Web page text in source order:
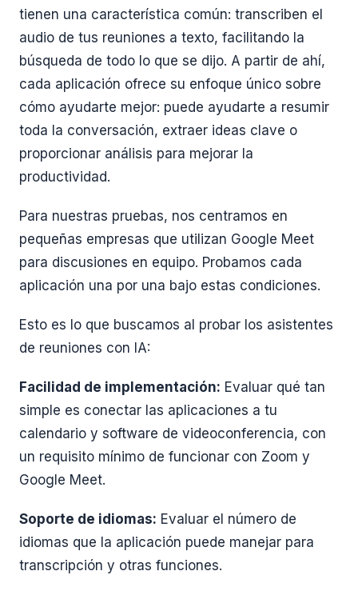
tienen una característica común: transcriben el
audio de tus reuniones a texto, facilitando la
búsqueda de todo lo que se dijo. A partir de ahí,
cada aplicación ofrece su enfoque único sobre
cómo ayudarte mejor: puede ayudarte a resumir
toda la conversación, extraer ideas clave o
proporcionar análisis para mejorar la
productividad.
Para nuestras pruebas, nos centramos en
pequeñas empresas que utilizan Google Meet
para discusiones en equipo. Probamos cada
aplicación una por una bajo estas condiciones.
Esto es lo que buscamos al probar los asistentes
de reuniones con IA:
Facilidad de implementación: Evaluar qué tan
simple es conectar las aplicaciones a tu
calendario y software de videoconferencia, con
un requisito mínimo de funcionar con Zoom y
Google Meet.
Soporte de idiomas: Evaluar el número de
idiomas que la aplicación puede manejar para
transcripción y otras funciones.